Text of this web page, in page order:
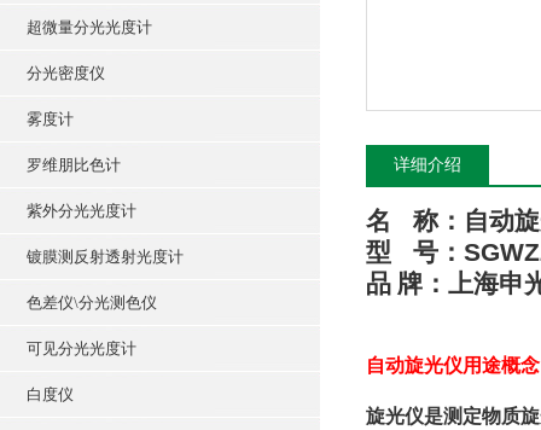
超微量分光光度计
分光密度仪
雾度计
罗维朋比色计
紫外分光光度计
镀膜测反射透射光度计
色差仪\分光测色仪
可见分光光度计
白度仪
详细介绍
名 称： 自动
型
号：
品 牌 ：上海申
自动旋光仪用途概
旋光仪是测定物质